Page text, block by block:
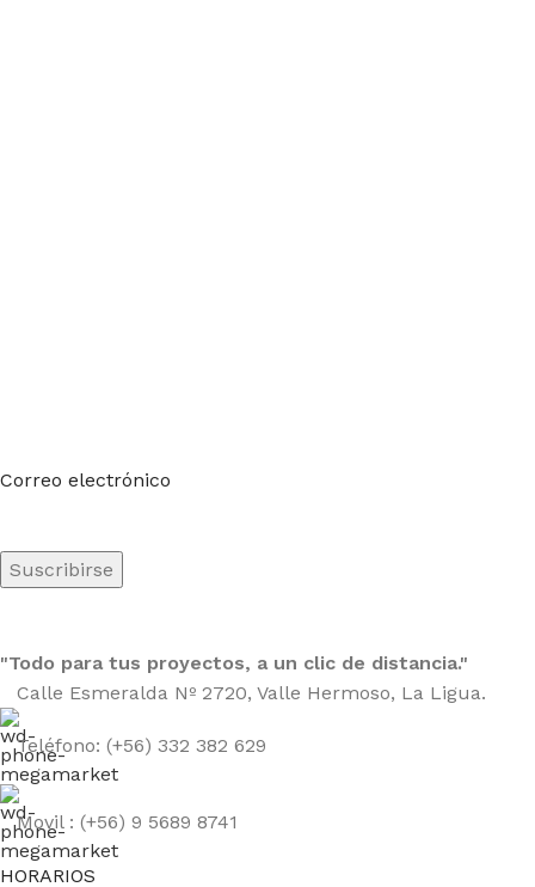
Correo electrónico
"Todo para tus proyectos, a un clic de distancia."
Calle Esmeralda Nº 2720, Valle Hermoso, La Ligua.
Teléfono: (+56) 332 382 629
Movil : (+56) 9 5689 8741
HORARIOS